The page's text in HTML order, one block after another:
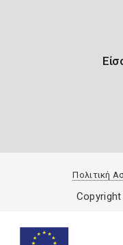
Πολιτική
Copyright